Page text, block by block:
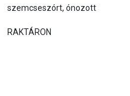
szemcseszórt, ónozott
RAKTÁRON